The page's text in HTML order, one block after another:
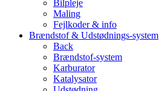
Bilpleje
Maling
Fejlkoder & info
Brændstof & Udstødnings-system
Back
Brændstof-system
Karburator
Katalysator